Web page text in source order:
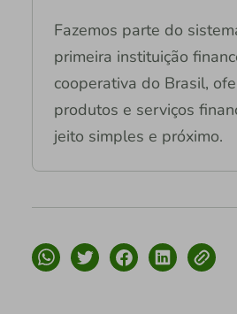
Fazemos parte do
primeira instituição
cooperativa do Brasil,
produtos e serviços
jeito simples e próximo.